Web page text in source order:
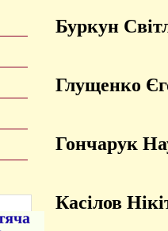
Буркун
Глущенко
Гончарук
Касілов